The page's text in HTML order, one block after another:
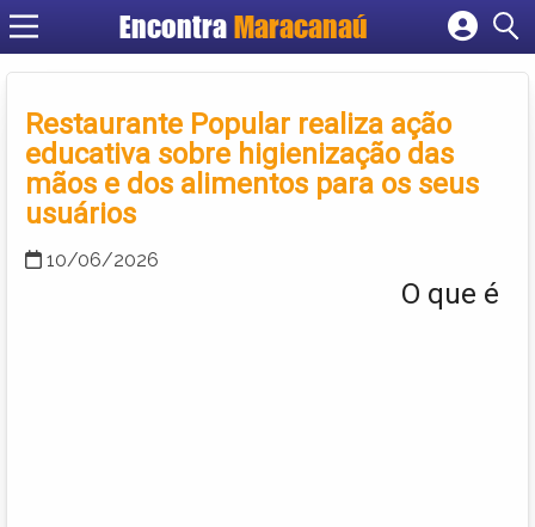
Encontra Maracanaú
Cadastrar empresa
Criar conta
Restaurante Popular realiza ação
educativa sobre higienização das
mãos e dos alimentos para os seus
usuários
10/06/2026
O que é